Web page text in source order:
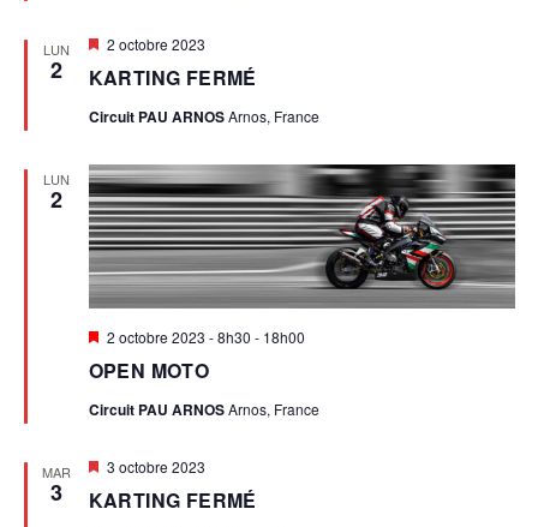
A
T
I
O
N
V
U
E
S
LUN
2 KARTING FERMÉ
Mis
avant
2 octobre 2023
Circuit PAU ARNOSArnos, France
LUN
2
OPEN MOTO
Mis
avant
2 octobre 2023 - 8h30 - 18h00
Circuit PAU ARNOSArnos, France
MAR
3 KARTING FERMÉ
Mis
avant
3 octobre 2023